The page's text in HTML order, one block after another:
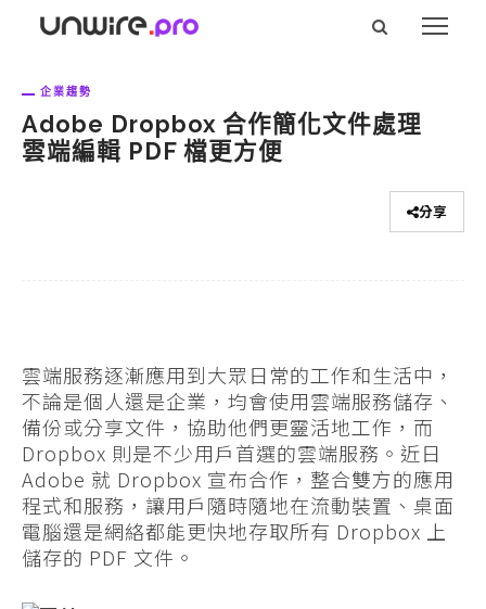
企業趨勢
Adobe Dropbox 合作簡化文件處理
雲端編輯 PDF 檔更方便
分享
雲端服務逐漸應用到大眾日常的工作和生活中，
不論是個人還是企業，均會使用雲端服務儲存、
備份或分享文件，協助他們更靈活地工作，而
Dropbox 則是不少用戶首選的雲端服務。近日
Adobe 就 Dropbox 宣布合作，整合雙方的應用
程式和服務，讓用戶隨時隨地在流動裝置、桌面
電腦還是網絡都能更快地存取所有 Dropbox 上
儲存的 PDF 文件。